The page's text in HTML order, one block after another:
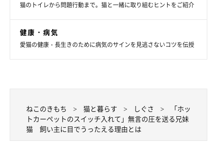
猫のトイレから問題行動まで。猫と一緒に取り組むヒントをご紹介
健康・病気
愛猫の健康・長生きのために病気のサインを見逃さないコツを伝授
ねこのきもち 猫と暮らす しぐさ
「ホッ
トカーペットのスイッチ入れて」無言の圧を送る兄妹
猫 飼い主に目でうったえる理由とは